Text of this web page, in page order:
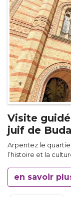
Visite
juif de
Arpentez le
l’histoire et la
en savoir